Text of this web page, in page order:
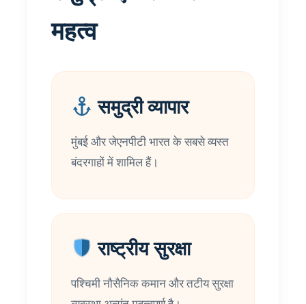
महत्व
समुद्री व्यापार
मुंबई और जेएनपीटी भारत के सबसे व्यस्त
बंदरगाहों में शामिल हैं।
राष्ट्रीय सुरक्षा
पश्चिमी नौसैनिक कमान और तटीय सुरक्षा